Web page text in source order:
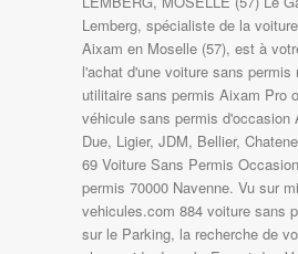
Lemberg, spécialiste de la
Aixam en Moselle (57), est à
l'achat d'une voiture sans
utilitaire sans permis Aixam Pro
véhicule sans permis d'occasion
Due, Ligier, JDM, Bellier,
69 Voiture Sans Permis
permis 70000 Navenne. Vu sur
vehicules.com 884 voiture sans
sur le Parking, la recherche de